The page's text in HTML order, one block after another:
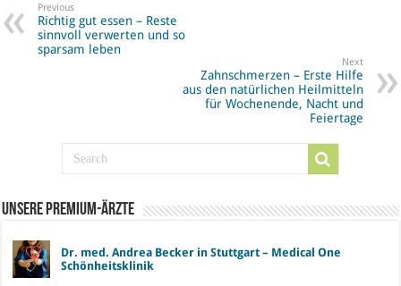
Previous
Richtig gut essen – Reste
sinnvoll verwerten und so
sparsam leben
Next
Zahnschmerzen – Erste Hilfe
aus den natürlichen Heilmitteln
für Wochenende, Nacht und
Feiertage
Unsere Premium-Ärzte
Dr. med. Andrea Becker in Stuttgart – Medical One
Schönheitsklinik